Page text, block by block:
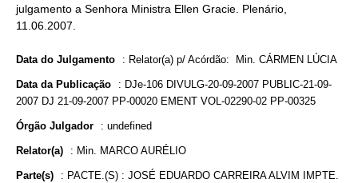
julgamento a Senhora Ministra Ellen Gracie. Plenário,
11.06.2007.
Data do Julgamento : Relator(a) p/ Acórdão: Min. CÁRMEN LÚCIA
Data da Publicação : DJe-106 DIVULG-20-09-2007 PUBLIC-21-09-
2007 DJ 21-09-2007 PP-00020 EMENT VOL-02290-02 PP-00325
Órgão Julgador : undefined
Relator(a) : Min. MARCO AURÉLIO
Parte(s) : PACTE.(S) : JOSÉ EDUARDO CARREIRA ALVIM IMPTE.